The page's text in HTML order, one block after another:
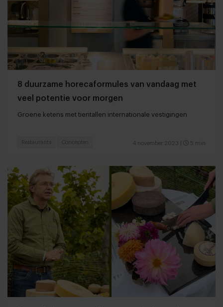
8 duurzame horecaformules van vandaag met
veel potentie voor morgen
Groene ketens met tientallen internationale vestigingen
4 november 2023 5 min
Restaurants Concepten